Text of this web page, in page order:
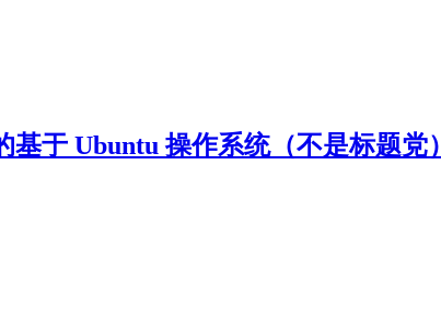
于 Ubuntu 操作系统（不是标题党）